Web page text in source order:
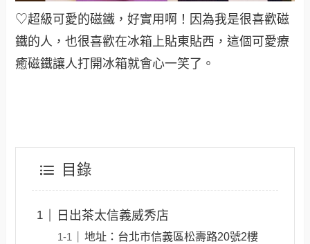
♡超級可愛的磁鐵，好實用啊！因為我是很喜歡磁
鐵的人，也很喜歡在冰箱上貼東貼西，這個可愛療
癒磁鐵讓人打開冰箱就會心一笑了。
目錄
日出茶太信義威秀店
地址：台北市信義區松壽路20號2樓